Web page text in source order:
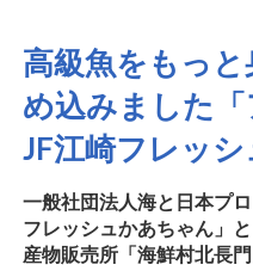
高級魚をもっ
め込みました
JF江崎フレッ
一般社団法人海と日本プ
フレッシュかあちゃん」
産物販売所「海鮮村北長